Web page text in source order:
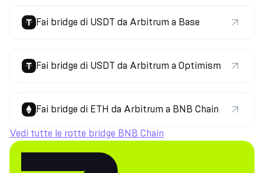
Fai bridge di USDT da Arbitrum a Base
Fai bridge di USDT da Arbitrum a Optimism
Fai bridge di ETH da Arbitrum a BNB Chain
Vedi tutte le rotte bridge BNB Chain